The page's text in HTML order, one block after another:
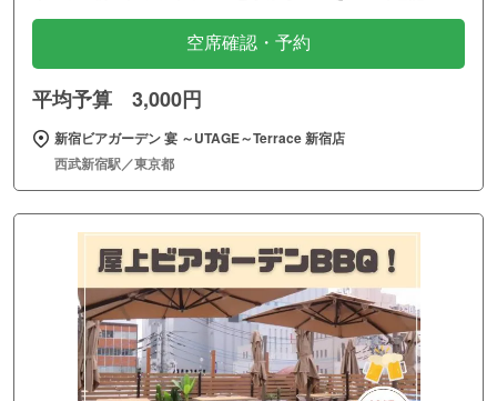
空席確認・予約
平均予算 3,000円
新宿ビアガーデン 宴 ～UTAGE～Terrace 新宿店
西武新宿駅／東京都